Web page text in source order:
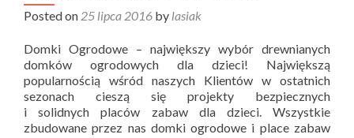
Posted on 25 lipca 2016 by lasiak
Domki Ogrodowe – największy wybór drewnianych
domków ogrodowych dla dzieci! Największą
popularnością wśród naszych Klientów w ostatnich
sezonach cieszą się projekty bezpiecznych
i solidnych placów zabaw dla dzieci. Wszystkie
zbudowane przez nas domki ogrodowe i place zabaw